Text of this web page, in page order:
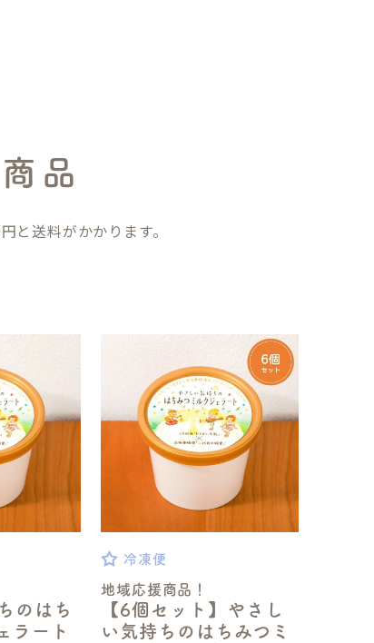
品
と送料がかかります。
のはち
ラート
冷凍便
地域応援商品！
【6個セット】やさし
い気持ちのはちみつミ